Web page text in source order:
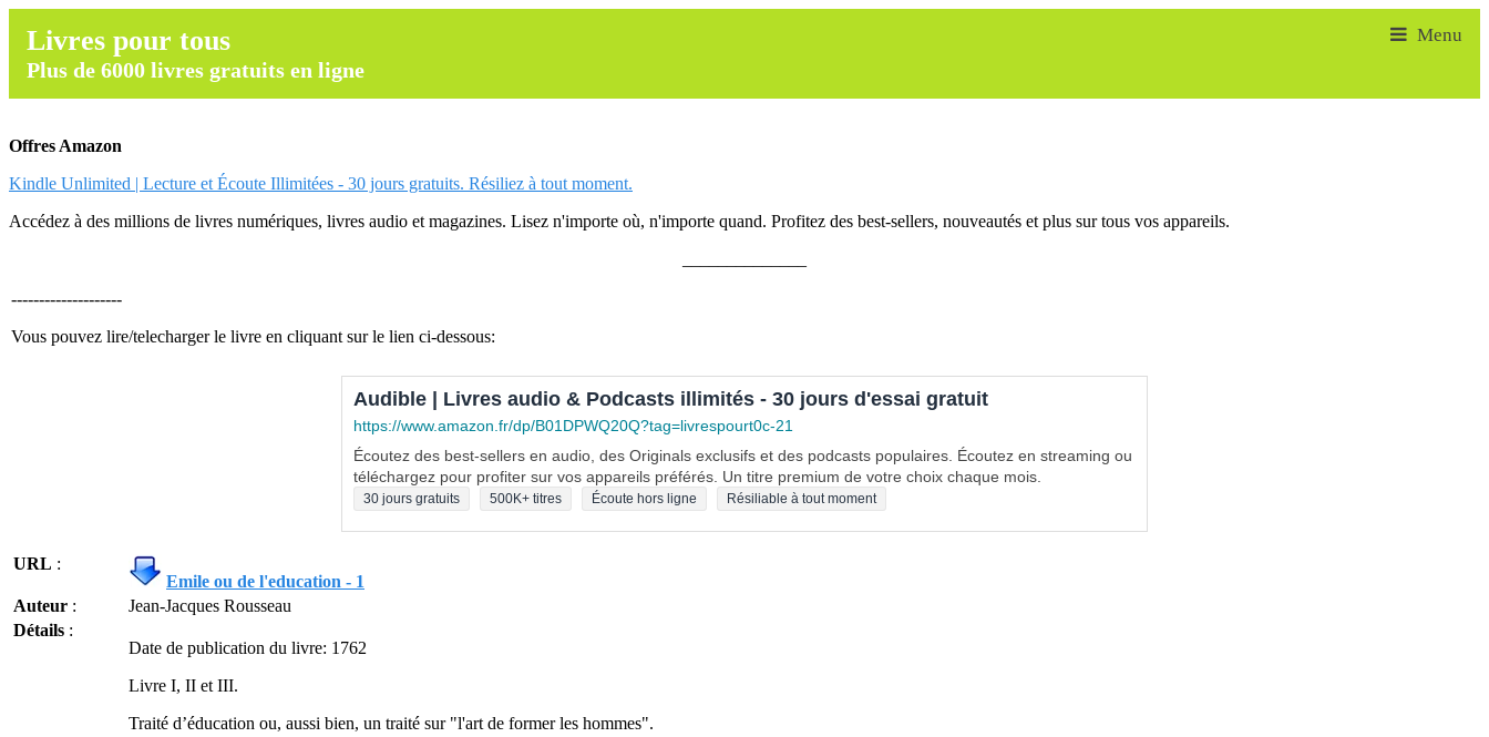
Livres pour tous
Plus de 6000 livres gratuits en ligne
Offres Amazon
Kindle Unlimited | Lecture et Écoute Illimitées - 30 jours gratuits. Résiliez à tout moment.
Accédez à des millions de livres numériques, livres audio et magazines. Lisez n'importe où, n'importe quand. Profitez des best-sellers, nouveautés et plus sur tous vos appareils.
--------------------
Vous pouvez lire/telecharger le livre en cliquant sur le lien ci-dessous:
Audible | Livres audio & Podcasts illimités - 30 jours d'essai gratuit
https://www.amazon.fr/dp/B01DPWQ20Q?tag=livrespourt0c-21
Écoutez des best-sellers en audio, des Originals exclusifs et des podcasts populaires. Écoutez en streaming ou
téléchargez pour profiter sur vos appareils préférés. Un titre premium de votre choix chaque mois.
30 jours gratuits 500K+ titres Écoute hors ligne Résiliable à tout moment
URL :
Emile ou de l'education - 1
Auteur :
Jean-Jacques Rousseau
Détails :
Date de publication du livre: 1762
Livre I, II et III.
Traité d’éducation ou, aussi bien, un traité sur "l'art de former les hommes".